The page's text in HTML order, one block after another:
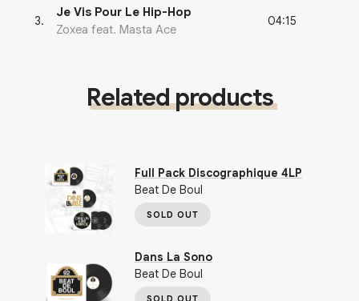
3.
Je Vis Pour Le Hip-Hop
Zoxea feat. Masta Ace
04:15
Related products
Full Pack Discographique 4LP
Beat De Boul
SOLD OUT
Dans La Sono
Beat De Boul